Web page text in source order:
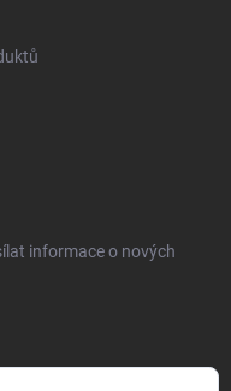
informace o nových